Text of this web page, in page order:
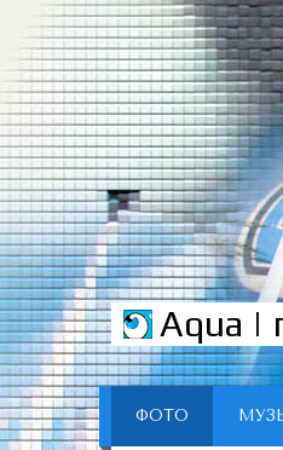
Aqua |
ФОТО